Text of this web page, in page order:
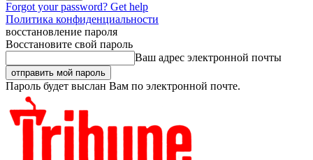
Forgot your password? Get help
Политика конфиденциальности
восстановление пароля
Восстановите свой пароль
Ваш адрес электронной почты
Пароль будет выслан Вам по электронной почте.